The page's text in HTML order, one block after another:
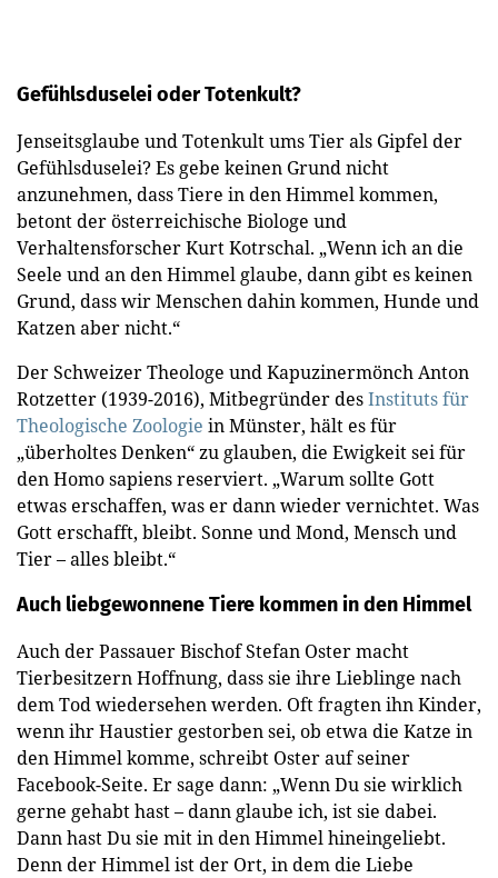
Gefühlsduselei oder Totenkult?
Jenseitsglaube und Totenkult ums Tier als Gipfel der
Gefühlsduselei? Es gebe keinen Grund nicht
anzunehmen, dass Tiere in den Himmel kommen,
betont der österreichische Biologe und
Verhaltensforscher Kurt Kotrschal. „Wenn ich an die
Seele und an den Himmel glaube, dann gibt es keinen
Grund, dass wir Menschen dahin kommen, Hunde und
Katzen aber nicht.“
Der Schweizer Theologe und Kapuzinermönch Anton
Rotzetter (1939-2016), Mitbegründer desInstituts für
Theologische Zoologie in Münster, hält es für
„überholtes Denken“ zu glauben, die Ewigkeit sei für
den Homo sapiens reserviert. „Warum sollte Gott
etwas erschaffen, was er dann wieder vernichtet. Was
Gott erschafft, bleibt. Sonne und Mond, Mensch und
Tier – alles bleibt.“
Auch liebgewonnene Tiere kommen in den Himmel
Auch der Passauer Bischof Stefan Oster macht
Tierbesitzern Hoffnung, dass sie ihre Lieblinge nach
dem Tod wiedersehen werden. Oft fragten ihn Kinder,
wenn ihr Haustier gestorben sei, ob etwa die Katze in
den Himmel komme, schreibt Oster auf seiner
Facebook-Seite. Er sage dann: „Wenn Du sie wirklich
gerne gehabt hast – dann glaube ich, ist sie dabei.
Dann hast Du sie mit in den Himmel hineingeliebt.
Denn der Himmel ist der Ort, in dem die Liebe